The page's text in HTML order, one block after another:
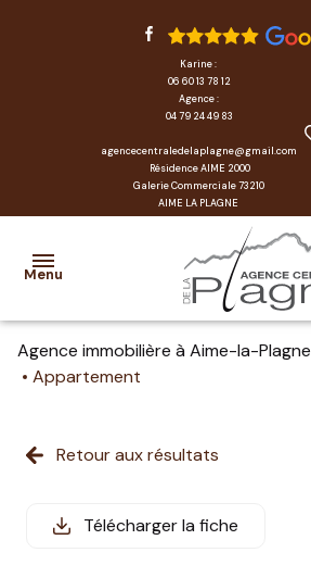
Karine :
06 60 13 78 12
Agence :
04 79 24 49 83
agencecentraledelaplagne@gmail.com
Résidence AIME 2000
Galerie Commerciale 73210
AIME LA PLAGNE
Menu
accueil
transactions
estimation
Agence immobilière à Aime-la-Plagne
Appartement
Retour aux résultats
Télécharger la fiche